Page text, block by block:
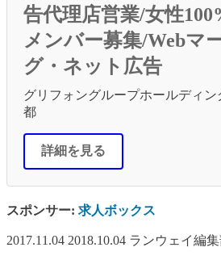
告代理店営業/女性
メンバー募集/Webマ
グ・ネット広告
グリフォングループホールディ
都
詳細を見る
スポンサー: 求人ボックス
2017.11.04 2018.10.04 ランウェイ編